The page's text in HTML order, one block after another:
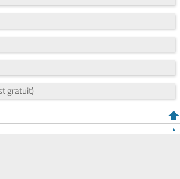
gratuit)